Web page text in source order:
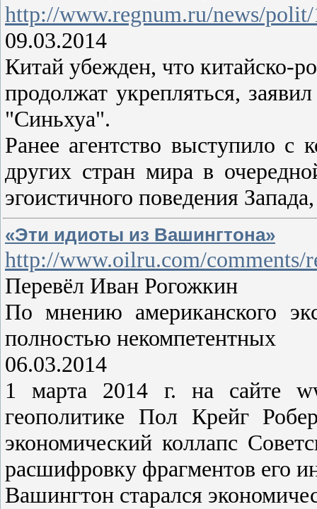
http://www.regnum.ru/news/
09.03.2014
Китай убежден, что китайско-
продолжат укрепляться,
"Синьхуа".
Ранее агентство выступило
других стран мира в
эгоистичного поведения
«Эти идиоты из Вашингтона»
http://www.oilru.com/comments/
Перевёл Иван Рогожкин
По мнению американского
полностью некомпетентных
06.03.2014
1 марта 2014 г. на сайте
геополитике Пол Крейг
экономический коллапс
расшифровку фрагментов его
Вашингтон старался